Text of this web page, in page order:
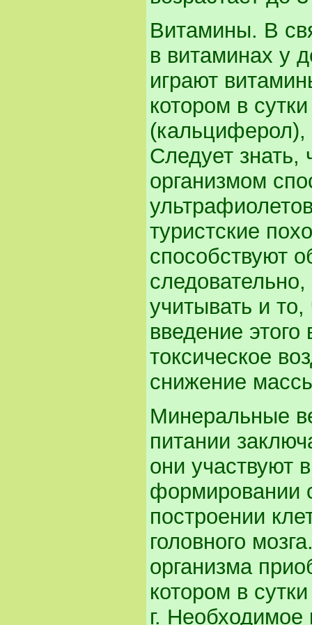
Витамины. В
в витаминах у
играют
котором в
(кальциферол),
Следует
организмом
туристские
способствуют
учитывать и
введение
токсическое
снижение
Минеральные
питании
они участвуют
формировании
построении
головного
организма
котором в
г.